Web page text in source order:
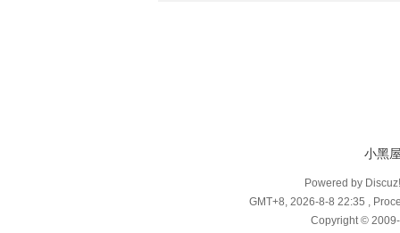
小黑
Powered by
GMT+8, 2026-8-8 22:35 ,
Copyright ©